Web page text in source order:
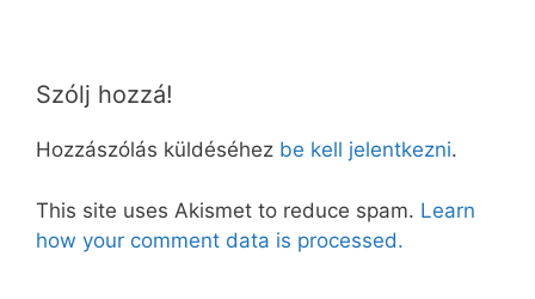
Szólj hozzá!
Hozzászólás küldéséhez be kell jelentkezni.
This site uses Akismet to reduce spam. Learn
how your comment data is processed.